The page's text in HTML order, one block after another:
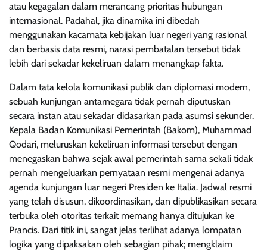
atau kegagalan dalam merancang prioritas hubungan
internasional. Padahal, jika dinamika ini dibedah
menggunakan kacamata kebijakan luar negeri yang rasional
dan berbasis data resmi, narasi pembatalan tersebut tidak
lebih dari sekadar kekeliruan dalam menangkap fakta.
Dalam tata kelola komunikasi publik dan diplomasi modern,
sebuah kunjungan antarnegara tidak pernah diputuskan
secara instan atau sekadar didasarkan pada asumsi sekunder.
Kepala Badan Komunikasi Pemerintah (Bakom), Muhammad
Qodari, meluruskan kekeliruan informasi tersebut dengan
menegaskan bahwa sejak awal pemerintah sama sekali tidak
pernah mengeluarkan pernyataan resmi mengenai adanya
agenda kunjungan luar negeri Presiden ke Italia. Jadwal resmi
yang telah disusun, dikoordinasikan, dan dipublikasikan secara
terbuka oleh otoritas terkait memang hanya ditujukan ke
Prancis. Dari titik ini, sangat jelas terlihat adanya lompatan
logika yang dipaksakan oleh sebagian pihak; mengklaim